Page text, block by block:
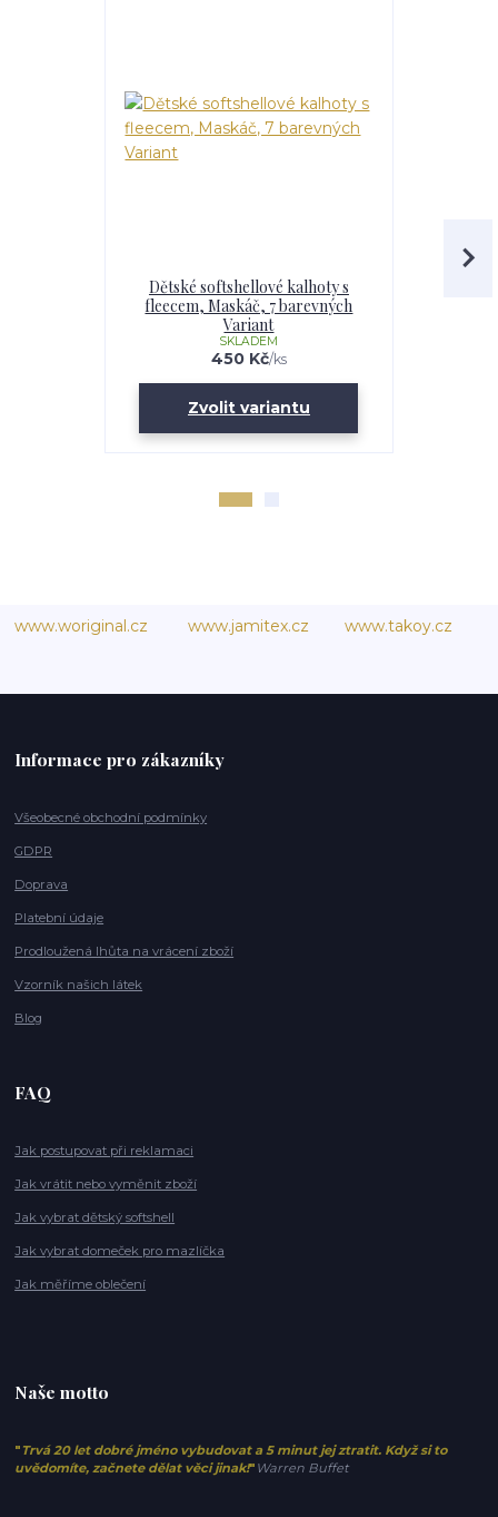
Dětské softshellové kalhoty s
fleecem, Maskáč, 7 barevných
Variant
450 Kč/ks
SKLADEM
Zvolit variantu
www.woriginal.cz www.jamitex.cz www.takoy.cz
Informace pro zákazníky
Všeobecné obchodní podmínky
GDPR
Doprava
Platební údaje
Prodloužená lhůta na vrácení zboží
Vzorník našich látek
Blog
FAQ
Jak postupovat při reklamaci
Jak vrátit nebo vyměnit zboží
Jak vybrat dětský softshell
Jak vybrat domeček pro mazlíčka
Jak měříme oblečení
Naše motto
" Trvá 20 let dobré jméno vybudovat a 5 minut jej ztratit. Když si to
uvědomíte, začnete dělat věci jinak!" Warren Buffet